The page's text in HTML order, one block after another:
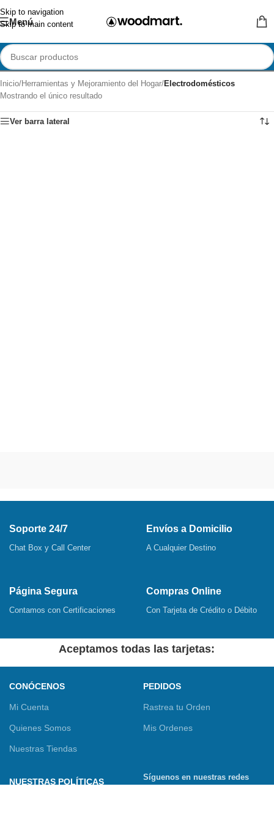
Skip to navigation
Skip to main content
Menú
Inicio/Herramientas y Mejoramiento del Hogar/Electrodomésticos
Mostrando el único resultado
Ver barra lateral
Soporte 24/7
Chat Box y Call Center
Envíos a Domicilio
A Cualquier Destino
Página Segura
Contamos con Certificaciones
Compras Online
Con Tarjeta de Crédito o Débito
Aceptamos todas las tarjetas:
CONÓCENOS
Mi Cuenta
Quienes Somos
Nuestras Tiendas
PEDIDOS
Rastrea tu Orden
Mis Ordenes
NUESTRAS POLÍTICAS
Síguenos en nuestras redes